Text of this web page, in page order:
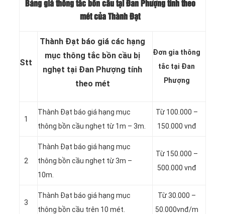
Bảng giá thông tắc bồn cầu tại Đan Phượng tính theo
mét của Thành Đạt
Stt
Thành Đạt báo giá các hạng
mục thông tắc bồn cầu bị
nghẹt tại Đan Phượng tính
theo mét
Đơn gia thông
tắc tại Đan
Phượng
1
Thành Đạt báo giá hạng mục
thông bồn cầu nghẹt từ 1m – 3m.
Từ 100.000 –
150.000 vnđ
2
Thành Đạt báo giá hạng mục
thông bồn cầu nghẹt từ 3m –
10m.
Từ 150.000 –
500.000 vnđ
3
Thành Đạt báo giá hạng mục
thông bồn cầu trên 10 mét.
Từ 30.000 –
50.000vnđ/m